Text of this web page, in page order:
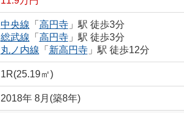
中央線 「 高円寺」駅 徒歩3分
総武線 「 高円寺」駅 徒歩3分
丸ノ内線 「 新高円寺」駅 徒歩12分
1R(25.19㎡)
2018年 8月(築8年)